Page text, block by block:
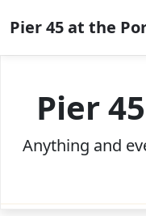
to
content
Pier 45 at the
Pier
Anything and